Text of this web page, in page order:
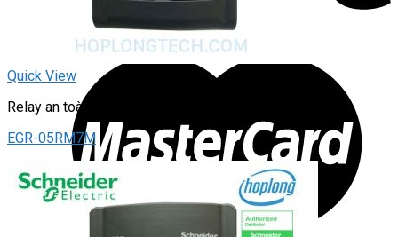
Quick View
Relay an toàn
EGR-05RM7M